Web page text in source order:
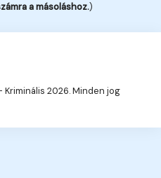
a másoláshoz.)
Kriminális 2026. Minden jog